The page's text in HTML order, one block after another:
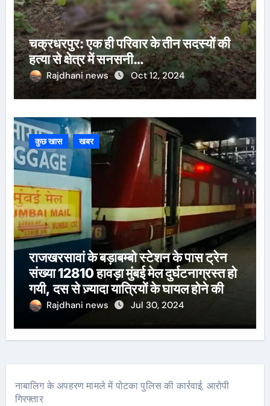
चक्रधरपुर: एक ही परिवार के तीन सदस्यों की
हत्या से क्षेत्र में सनसनी…
Rajdhani news Oct 12, 2024
कुछ खास खबर
राजखरसावां के बड़ाबम्बो स्टेशन के पास ट्रेन
संख्या 12810 हावड़ा मुंबई मेल दुर्घटनाग्रस्त हो
गयी, दस से ज़्यादा यात्रियों के घायल होने की
खबर।सरायकेला के वरीय पदाधिकारी
Rajdhani news Jul 30, 2024
नाबालिग के अपहरण मामले में पोटका पुलिस की कार्रवाई, आरोपी
गिरफ्तार